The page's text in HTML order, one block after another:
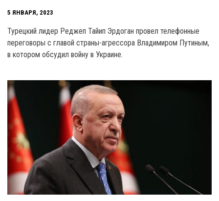
5 ЯНВАРЯ, 2023
Турецкий лидер Реджеп Тайип Эрдоган провел телефонные
переговоры с главой страны-агрессора Владимиром Путиным,
в котором обсудил войну в Украине.